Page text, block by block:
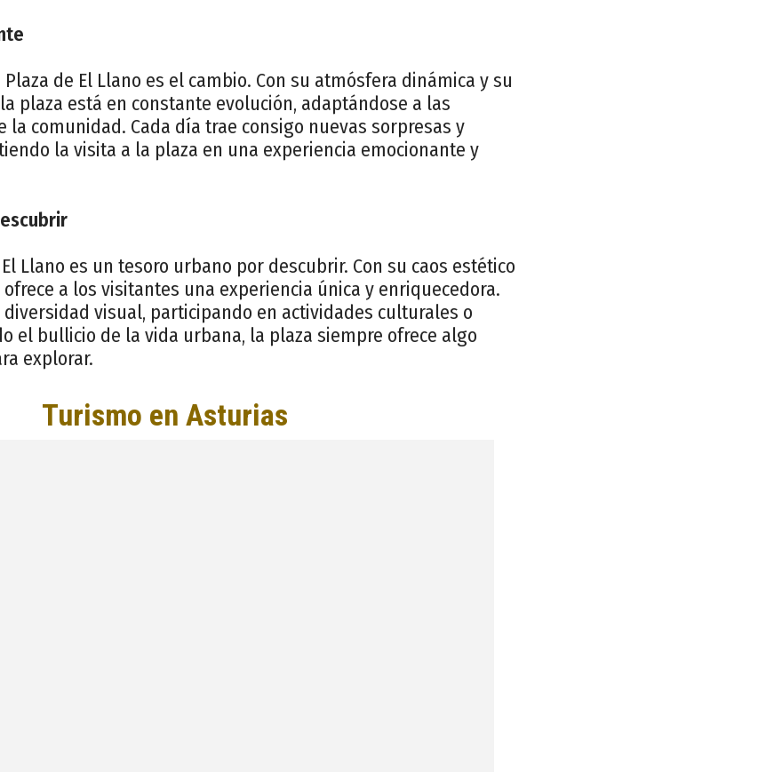
de El Llano es el cambio. Con su atmósfera dinámica y su
plaza está en constante evolución, adaptándose a las
la comunidad. Cada día trae consigo nuevas sorpresas y
la visita a la plaza en una experiencia emocionante y
Llano es un tesoro urbano por descubrir. Con su caos estético
a los visitantes una experiencia única y enriquecedora.
visual, participando en actividades culturales o
el bullicio de la vida urbana, la plaza siempre ofrece algo
explorar.